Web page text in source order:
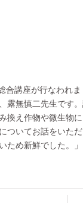
合講座が行なわれ
露無慎二先生です
換え作物や微生物
ついてお話をいた
ため新鮮でした。」